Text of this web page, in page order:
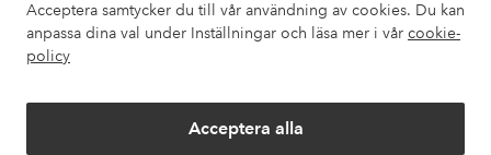
Acceptera samtycker du till vår användning av cookies. Du kan
anpassa dina val under Inställningar och läsa mer i vår cookie-
policy
Acceptera alla